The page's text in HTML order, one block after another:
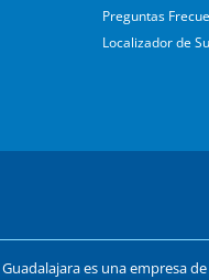
Preguntas
Localizador de
es una empresa